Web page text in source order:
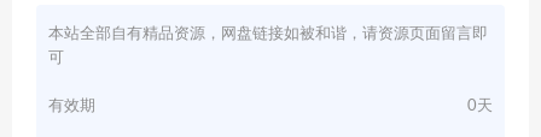
本站全部自有精品资源，网盘链接如被和谐，请资源页面留言即
可
有效期 0天